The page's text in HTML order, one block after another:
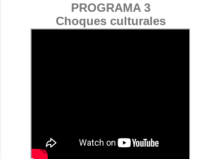
PROGRAMA 3
Choques culturales